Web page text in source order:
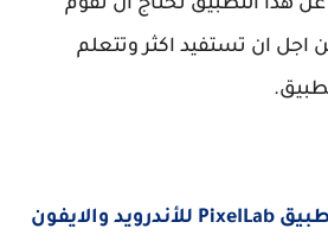
هذا التطبيق تحتاج ان تقوم
اجل ان تستفيد اكثر وتتعلم
تحميل تطبيق PixeILab للأندرويد والايفون